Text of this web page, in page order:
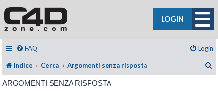
LOGIN
FAQ Login
Indice Cerca Argomenti senza risposta
ARGOMENTI SENZA RISPOSTA